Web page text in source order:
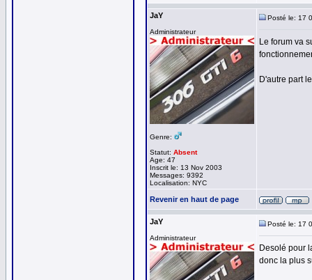
JaY
Administrateur
Genre:
Statut: Absent
Age: 47
Inscrit le: 13 Nov 2003
Messages: 9392
Localisation: NYC
Posté le: 17
Le forum va
D'autre part
Revenir en haut de page
JaY
Administrateur
Posté le: 17
Desolé pour
donc la plus